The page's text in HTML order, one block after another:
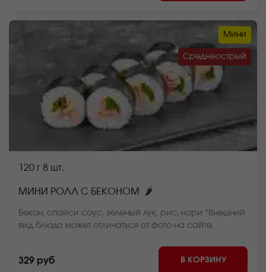
Мини
Среднеострый
120 г 8 шт.
МИНИ РОЛЛ С БЕКОНОМ 🌶
Бекон, спайси соус, зеленый лук, рис, нори *Внешний
вид блюда может отличаться от фото на сайте.
329 руб В КОРЗИНУ